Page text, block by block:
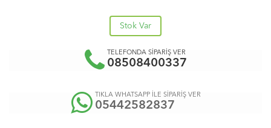
Stok Var
TELEFONDA SİPARİŞ VER
08508400337
TIKLA WHATSAPP İLE SİPARİŞ VER
05442582837